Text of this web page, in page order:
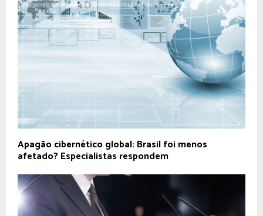
Apagão cibernético global: Brasil foi menos
afetado? Especialistas respondem